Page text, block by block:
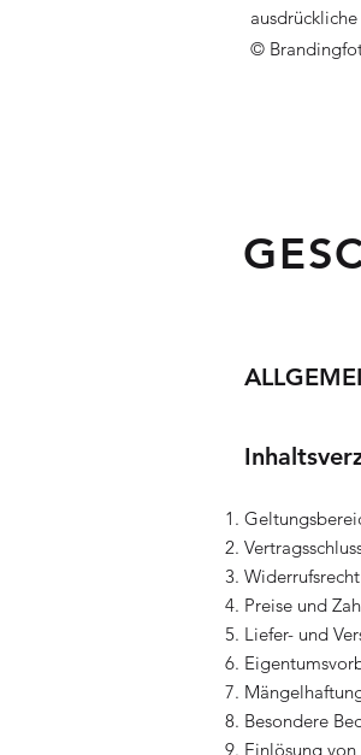
© Branding
Widerrufsrecht
Preise und
Liefer- und
Besondere
Einlösung